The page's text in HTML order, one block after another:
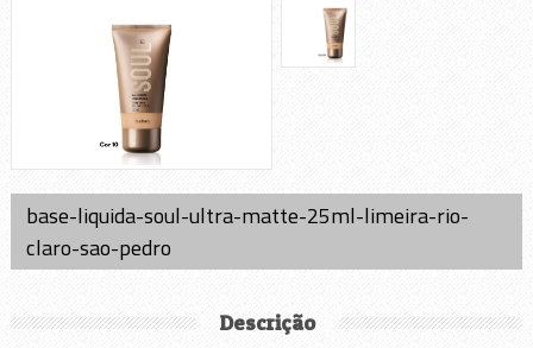
base-liquida-soul-ultra-matte-25ml-limeira-rio-
claro-sao-pedro
Descrição